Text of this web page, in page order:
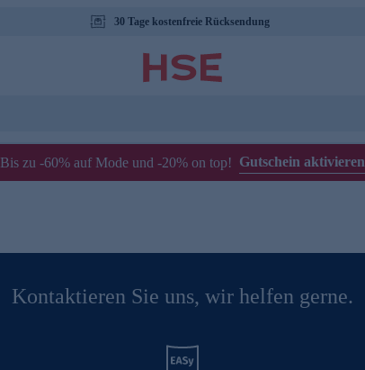
30 Tage kostenfreie Rücksendung
Bis zu -60% auf Mode und -20% on top! Gutschein aktivieren
Kontaktieren Sie uns, wir helfen gerne.